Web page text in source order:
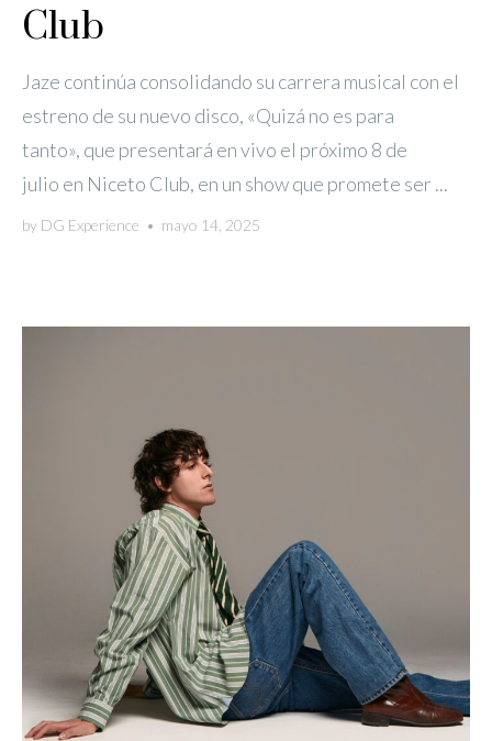
Club
Jaze continúa consolidando su carrera musical con el
estreno de su nuevo disco, «Quizá no es para
tanto», que presentará en vivo el próximo 8 de
julio en Niceto Club, en un show que promete ser ...
by DG Experience • mayo 14, 2025